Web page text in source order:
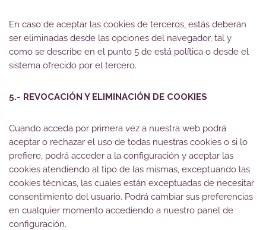
En caso de aceptar las cookies de terceros, estás deberán
ser eliminadas desde las opciones del navegador, tal y
como se describe en el punto 5 de está política o desde el
sistema ofrecido por el tercero.
5.- REVOCACIÓN Y ELIMINACIÓN DE COOKIES
Cuando acceda por primera vez a nuestra web podrá
aceptar o rechazar el uso de todas nuestras cookies o si lo
prefiere, podrá acceder a la configuración y aceptar las
cookies atendiendo al tipo de las mismas, exceptuando las
cookies técnicas, las cuales están exceptuadas de necesitar
consentimiento del usuario. Podrá cambiar sus preferencias
en cualquier momento accediendo a nuestro panel de
configuración.